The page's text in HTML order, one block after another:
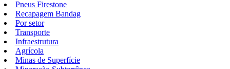
Pneus Firestone
Recapagem Bandag
Por setor
Transporte
Infraestrutura
Agrícola
Minas de Superfície